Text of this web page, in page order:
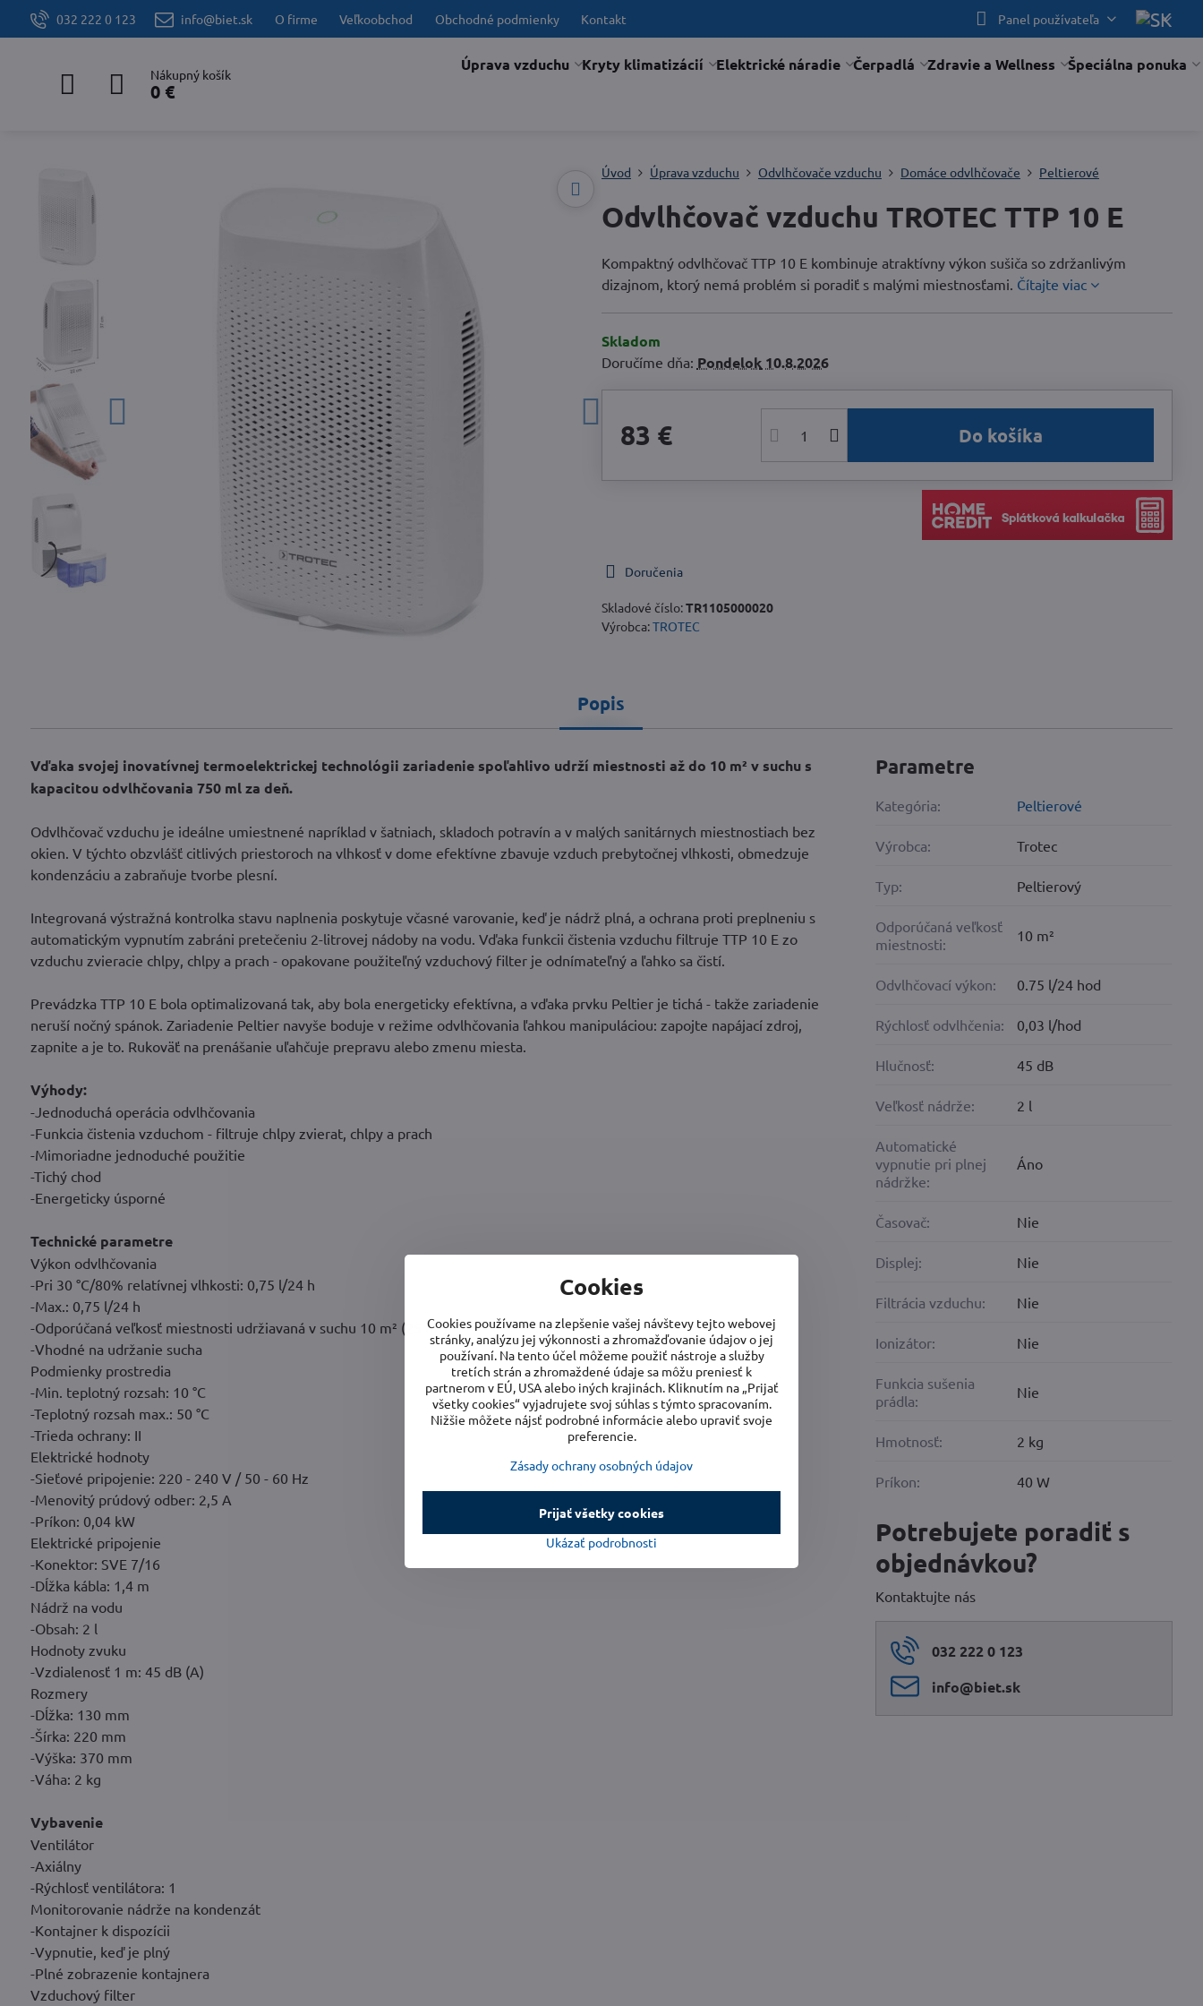
032 222 0 123 info@biet.sk O firme Veľkoobchod Obchodné podmienky Kontakt Panel používateľa
Nákupný košík
0 €
Úprava vzduchu Kryty klimatizácií Elektrické náradie Čerpadlá Zdravie a Wellness Špeciálna ponuka
Úvod Úprava vzduchu Odvlhčovače vzduchu Domáce odvlhčovače Peltierové
Odvlhčovač vzduchu TROTEC TTP 10 E
Kompaktný odvlhčovač TTP 10 E kombinuje atraktívny výkon sušiča so zdržanlivým
dizajnom, ktorý nemá problém si poradiť s malými miestnosťami. Čítajte viac
Skladom
Doručíme dňa: Pondelok10.8.2026
83 € Do košíka
Doručenia
Skladové číslo:TR1105000020
Výrobca:TROTEC
Popis
Vďaka svojej inovatívnej termoelektrickej technológii zariadenie spoľahlivo udrží miestnosti až do 10 m² v suchu s
kapacitou odvlhčovania 750 ml za deň.
Odvlhčovač vzduchu je ideálne umiestnené napríklad v šatniach, skladoch potravín a v malých sanitárnych miestnostiach bez
okien. V týchto obzvlášť citlivých priestoroch na vlhkosť v dome efektívne zbavuje vzduch prebytočnej vlhkosti, obmedzuje
kondenzáciu a zabraňuje tvorbe plesní.
Integrovaná výstražná kontrolka stavu naplnenia poskytuje včasné varovanie, keď je nádrž plná, a ochrana proti preplneniu s
automatickým vypnutím zabráni pretečeniu 2-litrovej nádoby na vodu. Vďaka funkcii čistenia vzduchu filtruje TTP 10 E zo
vzduchu zvieracie chlpy, chlpy a prach - opakovane použiteľný vzduchový filter je odnímateľný a ľahko sa čistí.
Prevádzka TTP 10 E bola optimalizovaná tak, aby bola energeticky efektívna, a vďaka prvku Peltier je tichá - takže zariadenie
neruší nočný spánok. Zariadenie Peltier navyše boduje v režime odvlhčovania ľahkou manipuláciou: zapojte napájací zdroj,
zapnite a je to. Rukoväť na prenášanie uľahčuje prepravu alebo zmenu miesta.
Výhody:
-Jednoduchá operácia odvlhčovania
-Funkcia čistenia vzduchom - filtruje chlpy zvierat, chlpy a prach
-Mimoriadne jednoduché použitie
-Tichý chod
-Energeticky úsporné
Technické parametre
Výkon odvlhčovania
-Pri 30 °C/80% relatívnej vlhkosti: 0,75 l/24 h
-Max.: 0,75 l/24 h
-Odporúčaná veľkosť miestnosti udržiavaná v suchu 10 m² (25 m³)
-Vhodné na udržanie sucha
Podmienky prostredia
-Min. teplotný rozsah: 10 °C
-Teplotný rozsah max.: 50 °C
-Trieda ochrany: II
Elektrické hodnoty
-Sieťové pripojenie: 220 - 240 V / 50 - 60 Hz
-Menovitý prúdový odber: 2,5 A
-Príkon: 0,04 kW
Elektrické pripojenie
-Konektor: SVE 7/16
-Dĺžka kábla: 1,4 m
Nádrž na vodu
-Obsah: 2 l
Hodnoty zvuku
-Vzdialenosť 1 m: 45 dB (A)
Rozmery
-Dĺžka: 130 mm
-Šírka: 220 mm
-Výška: 370 mm
-Váha: 2 kg
Vybavenie
Ventilátor
-Axiálny
-Rýchlosť ventilátora: 1
Monitorovanie nádrže na kondenzát
-Kontajner k dispozícii
-Vypnutie, keď je plný
-Plné zobrazenie kontajnera
Vzduchový filter
Parametre
Kategória: Peltierové
Výrobca: Trotec
Typ: Peltierový
Odporúčaná veľkosť
miestnosti:
10 m²
Odvlhčovací výkon: 0.75 l/24 hod
Rýchlosť odvlhčenia: 0,03 l/hod
Hlučnosť: 45 dB
Veľkosť nádrže: 2 l
Automatické
vypnutie pri plnej
nádržke:
Áno
Časovač: Nie
Displej: Nie
Filtrácia vzduchu: Nie
Ionizátor: Nie
Funkcia sušenia
prádla:
Nie
Hmotnosť: 2 kg
Príkon: 40 W
Potrebujete poradiť s
objednávkou?
Kontaktujte nás
032 222 0 123
info​@biet​.sk
Cookies
Cookies používame na zlepšenie vašej návštevy tejto webovej
stránky, analýzu jej výkonnosti a zhromažďovanie údajov o jej
používaní. Na tento účel môžeme použiť nástroje a služby
tretích strán a zhromaždené údaje sa môžu preniesť k
partnerom v EÚ, USA alebo iných krajinách. Kliknutím na „Prijať
všetky cookies“ vyjadrujete svoj súhlas s týmto spracovaním.
Nižšie môžete nájsť podrobné informácie alebo upraviť svoje
preferencie.
Zásady ochrany osobných údajov
Ukázať podrobnosti
Prijať všetky cookies